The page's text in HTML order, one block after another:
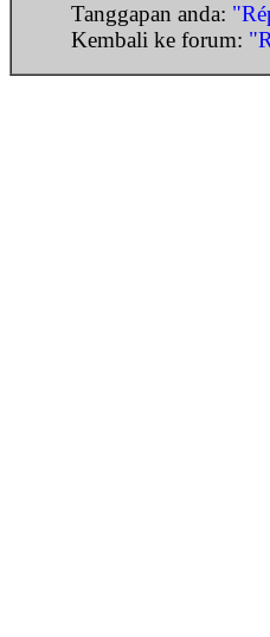
Tanggapan anda:
Kembali ke forum: